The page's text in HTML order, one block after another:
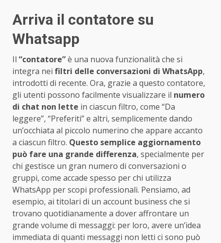
Arriva il contatore su
Whatsapp
Il “contatore”è una nuova funzionalità che si
integra nei filtri delle conversazioni di WhatsApp,
introdotti di recente. Ora, grazie a questo contatore,
gli utenti possono facilmente visualizzare il numero
di chat non lette in ciascun filtro, come “Da
leggere”, “Preferiti” e altri, semplicemente dando
un’occhiata al piccolo numerino che appare accanto
a ciascun filtro. Questo semplice aggiornamento
può fare una grande differenza, specialmente per
chi gestisce un gran numero di conversazioni o
gruppi, come accade spesso per chi utilizza
WhatsApp per scopi professionali. Pensiamo, ad
esempio, ai titolari di un account business che si
trovano quotidianamente a dover affrontare un
grande volume di messaggi: per loro, avere un’idea
immediata di quanti messaggi non letti ci sono può